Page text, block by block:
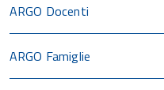
ARGO Docenti
ARGO Famiglie